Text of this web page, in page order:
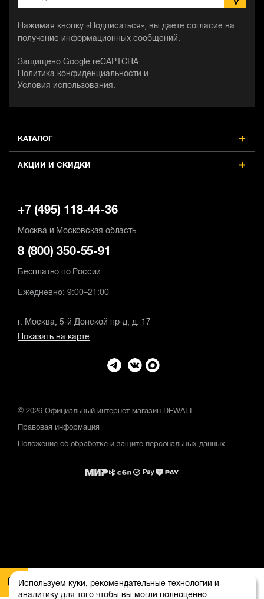
Используем куки, рекомендательные технологии и
аналитику для того чтобы вы могли полноценно
КАТАЛОГ
АКЦИИ И СКИДКИ
Нажимая кнопку «Подписаться», вы даете согласие на
получение информационных сообщений.
Защищено Google reCAPTCHA.
Политика конфиденциальности и
Условия использования.
+7 (495) 118-44-36
Москва и Московская область
8 (800) 350-55-91
Бесплатно по России
Ежедневно: 9:00–21:00
г. Москва, 5-й Донской пр-д, д. 17
Показать на карте
© 2026 Официальный интернет-магазин DEWALT
Правовая информация
Положение об обработке и защите персональных данных